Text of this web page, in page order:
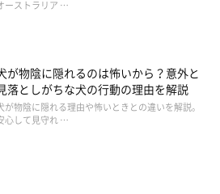
ーストラリア …
が物陰に隠れるのは怖いから？意外と
落としがちな犬の行動の理由を解説
が物陰に隠れる理由や怖いときとの違いを解説。
心して見守れ …